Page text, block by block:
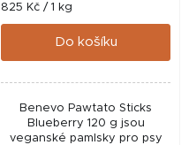
Měrná
cena:
825 Kč / 1 kg
Do košíku
Benevo Pawtato Sticks
Blueberry 120 g jsou
veganské pamlsky pro psy